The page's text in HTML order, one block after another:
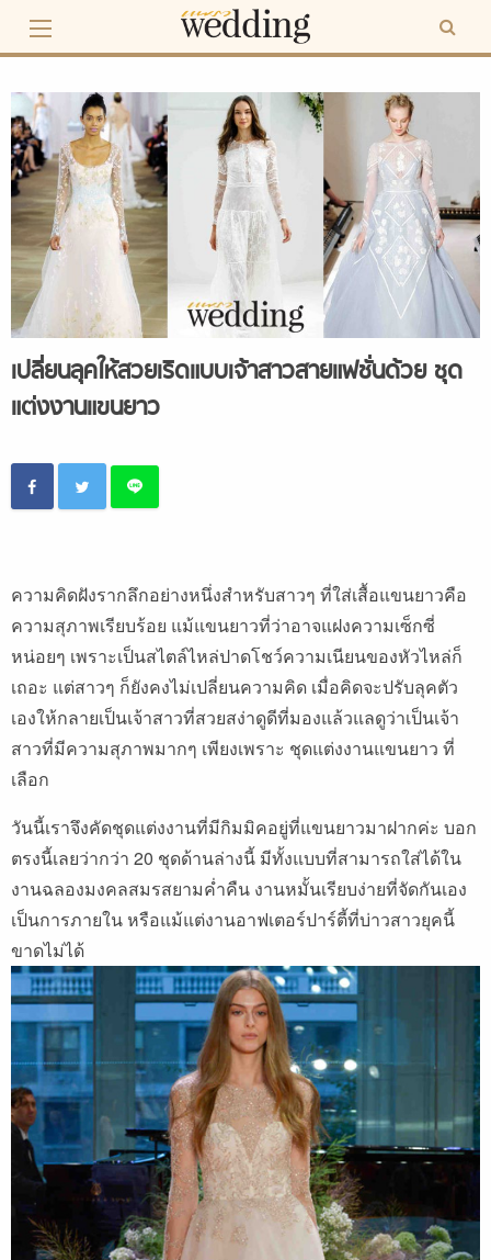
content
เปลี่ยนลุคให้สวยเริดแบบเจ้าสาวสายแฟชั่นด้วย ชุด
แต่งงานแขนยาว
ความคิดฝังรากลึกอย่างหนึ่งสำหรับสาวๆ ที่ใส่เสื้อแขนยาวคือ
ความสุภาพเรียบร้อย แม้แขนยาวที่ว่าอาจแฝงความเซ็กซี่
หน่อยๆ เพราะเป็นสไตล์ไหล่ปาดโชว์ความเนียนของหัวไหล่ก็
เถอะ แต่สาวๆ ก็ยังคงไม่เปลี่ยนความคิด เมื่อคิดจะปรับลุคตัว
เองให้กลายเป็นเจ้าสาวที่สวยสง่าดูดีที่มองแล้วแลดูว่าเป็นเจ้า
สาวที่มีความสุภาพมากๆ เพียงเพราะ ชุดแต่งงานแขนยาว ที่
เลือก
วันนี้เราจึงคัดชุดแต่งงานที่มีกิมมิคอยู่ที่แขนยาวมาฝากค่ะ บอก
ตรงนี้เลยว่ากว่า 20 ชุดด้านล่างนี้ มีทั้งแบบที่สามารถใส่ได้ใน
งานฉลองมงคลสมรสยามค่ำคืน งานหมั้นเรียบง่ายที่จัดกันเอง
เป็นการภายใน หรือแม้แต่งานอาฟเตอร์ปาร์ตี้ที่บ่าวสาวยุคนี้
ขาดไม่ได้